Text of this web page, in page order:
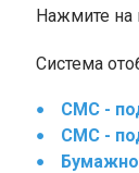
Нажмите на
Система
СМС -
СМС -